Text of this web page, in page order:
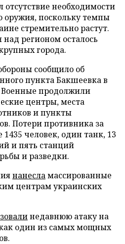
необходимости
оружия, поскольку темпы
стремительно растут.
регионом осталось
города.
сообщило об
пункта Бакшеевка в
Военные продолжили
центры, места
и пункты
Потери противника за
1435 человек, один танк, 13
и пять станций
и разведки.
нанесламассированные
центрам украинских
недавнюю атаку на
один из самых мощных